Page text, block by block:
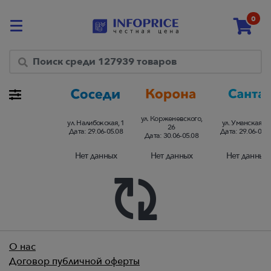
0
ул. Налибокская, 1
Дата:29.06-05.08
ул. Корженевского,
26
Дата:30.06-05.08
ул. Уманская,
Дата:29.06-
Нет данных Нет данных Нет данных
Посмотреть разницу цен в торговых сетях в %
О нас
Договор публичной оферты